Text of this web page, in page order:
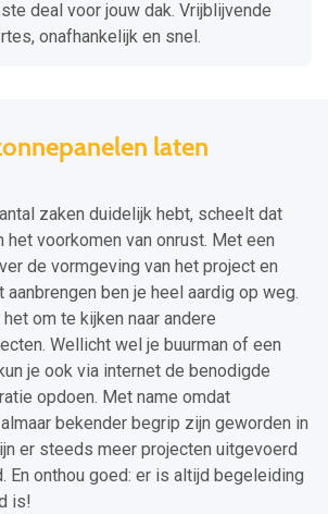
deal voor jouw dak. Vrijblijvende
onafhankelijk en snel.
laten
zaken duidelijk hebt, scheelt dat
het voorkomen van onrust. Met een
de vormgeving van het project en
ben je heel aardig op weg.
om te kijken naar andere
Wellicht wel je buurman of een
je ook via internet de benodigde
opdoen. Met name omdat
bekender begrip zijn geworden in
er steeds meer projecten uitgevoerd
En onthou goed: er is altijd begeleiding
is!